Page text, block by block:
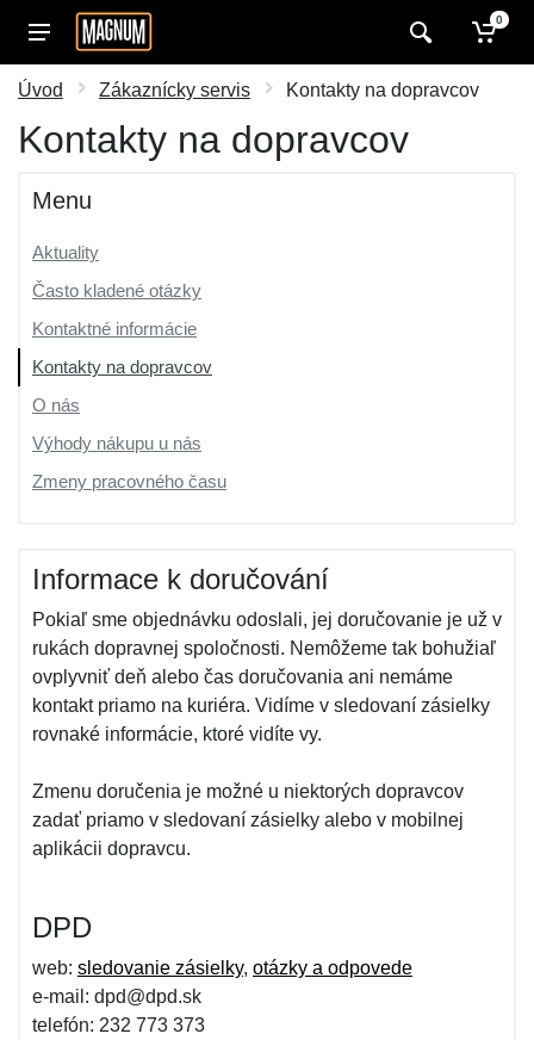
0
Úvod Zákaznícky servis Kontakty na dopravcov
Kontakty na dopravcov
Menu
Aktuality
Často kladené otázky
Kontaktné informácie
Kontakty na dopravcov
O nás
Výhody nákupu u nás
Zmeny pracovného času
Informace k doručování
Pokiaľ sme objednávku odoslali, jej doručovanie je už v
rukách dopravnej spoločnosti. Nemôžeme tak bohužiaľ
ovplyvniť deň alebo čas doručovania ani nemáme
kontakt priamo na kuriéra. Vidíme v sledovaní zásielky
rovnaké informácie, ktoré vidíte vy.
Zmenu doručenia je možné u niektorých dopravcov
zadať priamo v sledovaní zásielky alebo v mobilnej
aplikácii dopravcu.
DPD
web: sledovanie zásielky, otázky a odpovede
e-mail: dpd@dpd.sk
telefón: 232 773 373